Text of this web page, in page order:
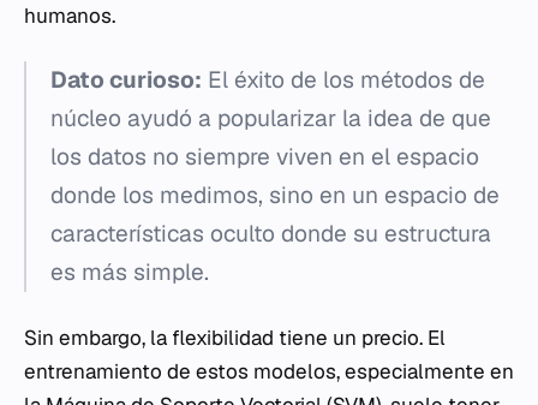
humanos.
Dato curioso: El éxito de los métodos de
núcleo ayudó a popularizar la idea de que
los datos no siempre viven en el espacio
donde los medimos, sino en un espacio de
características oculto donde su estructura
es más simple.
Sin embargo, la flexibilidad tiene un precio. El
entrenamiento de estos modelos, especialmente en